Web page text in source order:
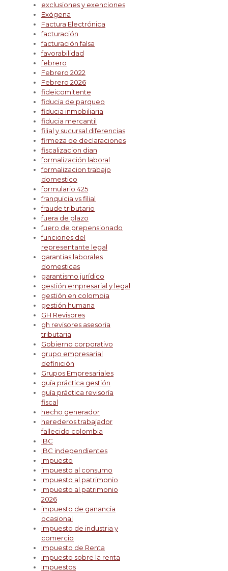
exclusiones y exenciones
Exógena
Factura Electrónica
facturación
facturación falsa
favorabilidad
febrero
Febrero 2022
Febrero 2026
fideicomitente
fiducia de parqueo
fiducia inmobiliaria
fiducia mercantil
filial y sucursal diferencias
firmeza de declaraciones
fiscalizacion dian
formalización laboral
formalizacion trabajo
domestico
formulario 425
franquicia vs filial
fraude tributario
fuera de plazo
fuero de prepensionado
funciones del
representante legal
garantias laborales
domesticas
garantismo jurídico
gestión empresarial y legal
gestión en colombia
gestión humana
GH Revisores
gh revisores asesoria
tributaria
Gobierno corporativo
grupo empresarial
definición
Grupos Empresariales
guía práctica gestión
guía práctica revisoría
fiscal
hecho generador
herederos trabajador
fallecido colombia
IBC
IBC independientes
Impuesto
impuesto al consumo
Impuesto al patrimonio
impuesto al patrimonio
2026
impuesto de ganancia
ocasional
impuesto de industria y
comercio
Impuesto de Renta
impuesto sobre la renta
Impuestos